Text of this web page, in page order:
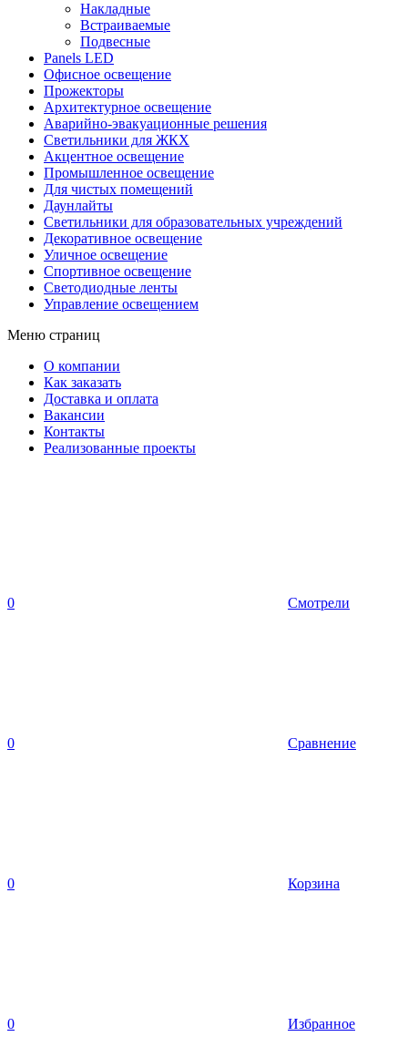
Накладные
Встраиваемые
Подвесные
Panels LED
Офисное освещение
Прожекторы
Архитектурное освещение
Аварийно-эвакуационные решения
Светильники для ЖКХ
Акцентное освещение
Промышленное освещение
Для чистых помещений
Даунлайты
Светильники для образовательных учреждений
Декоративное освещение
Уличное освещение
Спортивное освещение
Светодиодные ленты
Управление освещением
Меню страниц
О компании
Как заказать
Доставка и оплата
Вакансии
Контакты
Реализованные проекты
0 Смотрели
0 Сравнение
0 Корзина
0 Избранное